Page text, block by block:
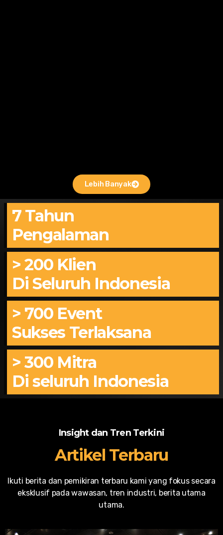
Lebih Banyak
7 Tahun
Pengalaman
> 200 Klien
Di Seluruh Indonesia
> 700 Event
Sukses Terlaksana
> 300 Mitra
Di seluruh Indonesia
Insight dan Tren Terkini
Artikel Terbaru
Ikuti berita dan pemikiran terbaru kami yang fokus secara
eksklusif pada wawasan, tren industri, berita utama
utama.